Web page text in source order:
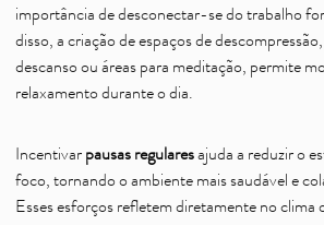
importância de desconectar-se do trabalho
disso, a criação de espaços de
descanso ou áreas para meditação, permite
relaxamento durante o dia.
Incentivar pausas regularesajuda a reduzir o
foco, tornando o ambiente mais saudável e
Esses esforços refletem diretamente no clima